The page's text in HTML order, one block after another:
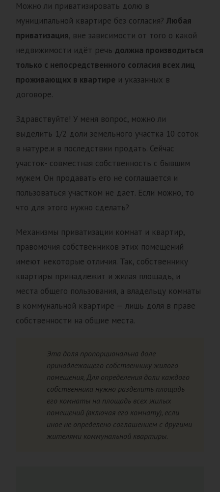
Можно ли приватизировать долю в
муниципальной квартире без согласия? Любая
приватизация, вне зависимости от того о какой
недвижимости идёт речь должна производиться
только с непосредственного согласия всех лиц
проживающих в квартире и указанных в
договоре.
Здравствуйте! У меня вопрос, можно ли
выделить 1/2 доли земельного участка 10 соток
в натуре.и в последствии продать. Сейчас
участок- совместная собственность с бывшим
мужем. Он продавать его не соглашается и
пользоваться участком не дает. Если можно, то
что для этого нужно сделать?
Механизмы приватизации комнат и квартир,
правомочия собственников этих помещений
имеют некоторые отличия. Так, собственнику
квартиры принадлежит и жилая площадь, и
места общего пользования, а владельцу комнаты
в коммунальной квартире — лишь доля в праве
собственности на общие места.
Эта доля пропорциональна доле
принадлежащего собственнику жилого
помещения, Для определения доли каждого
собственника нужно разделить площадь
его комнаты на площадь всех жилых
помещений (включая его комнату), если
иное не определено соглашением с другими
жителями коммунальной квартиры.